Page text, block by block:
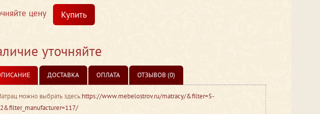
цену Купить
уточняйте
ДОСТАВКА ОПЛАТА ОТЗЫВОВ (0)
можно выбрать здесь:https://www.mebelostrov.ru/matracy/&filter=5-